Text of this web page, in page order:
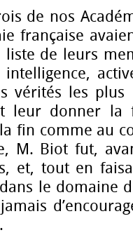
de nos
française
de leurs
vérités les plus
leur donner
fin comme au
M. Biot fut,
et, tout en
le domaine